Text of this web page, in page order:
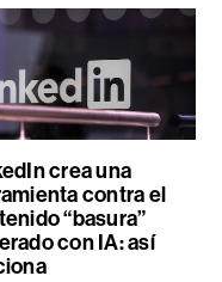
crea una
contra el
“basura”
con IA: así